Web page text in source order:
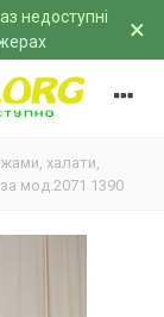
недоступні
×
халати,
мод.2071 1390